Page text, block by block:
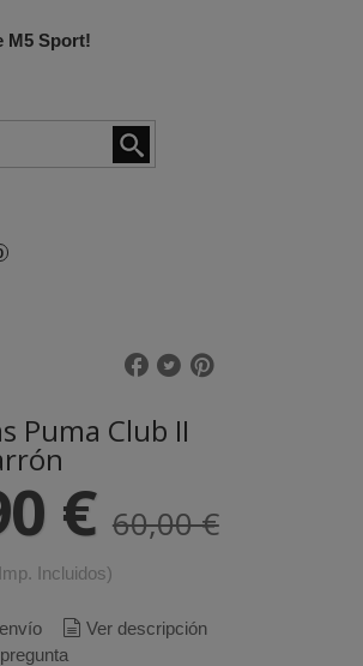
M5 Sport!
Puma Club II
€ 60,00 €
Incluidos)
Ver descripción